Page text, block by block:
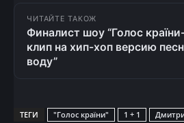
ЧИТАЙТЕ ТАКОЖ
Финалист шоу “Голос
клип на хип-хоп версию
воду”
ТЕГИ "Голос країни" 1 + 1